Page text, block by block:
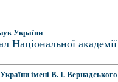
України
Національної
імені В. І.